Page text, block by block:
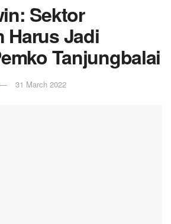
Sektor
Harus Jadi
Tanjungbalai
31 March 2022